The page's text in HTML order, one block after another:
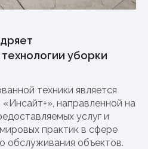
уборки
техники является
направленной на
услуг и
практик в сфере
обслуживания объектов.